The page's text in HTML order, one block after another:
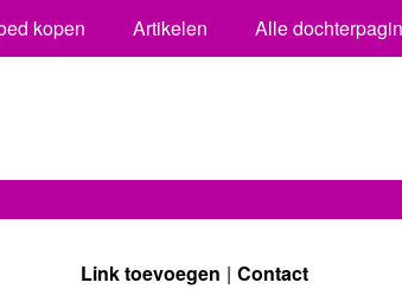
kopen Artikelen Alle
Link toevoegen Contact